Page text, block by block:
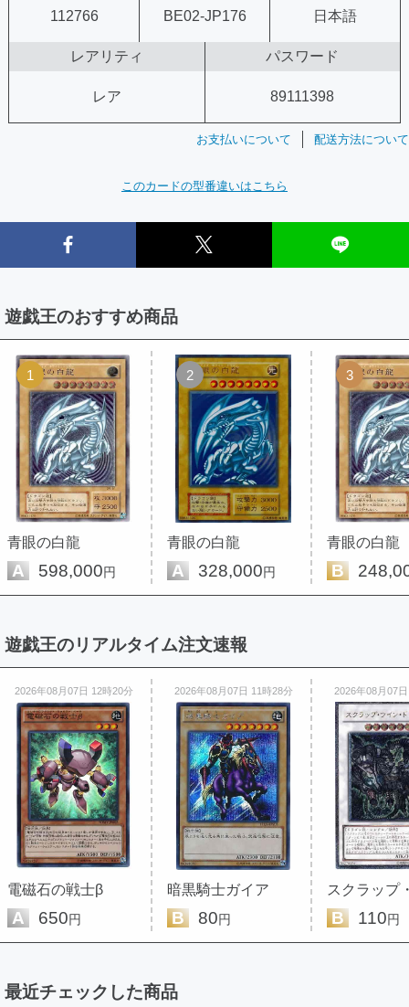
112766 BE02-JP176 日本語
レアリティ パスワード
レア 89111398
お支払いについて 配送方法について
このカードの型番違いはこちら
遊戯王のおすすめ商品
1
青眼の白龍
A 598,000円
2
青眼の白龍
A 328,000円
3
青眼の白龍
B
遊戯王のリアルタイム注文速報
2026年08月07日 12時20分
電磁石の戦士β
A 650円
2026年08月07日 11時28分
暗黒騎士ガイア
B 80円
2026年08月07
B 110円
最近チェックした商品